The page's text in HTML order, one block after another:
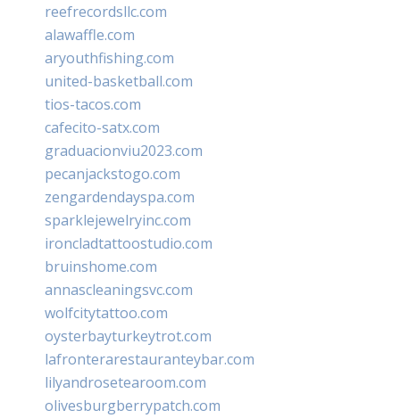
reefrecordsllc.com
alawaffle.com
aryouthfishing.com
united-basketball.com
tios-tacos.com
cafecito-satx.com
graduacionviu2023.com
pecanjackstogo.com
zengardendayspa.com
sparklejewelryinc.com
ironcladtattoostudio.com
bruinshome.com
annascleaningsvc.com
wolfcitytattoo.com
oysterbayturkeytrot.com
lafronterarestauranteybar.com
lilyandrosetearoom.com
olivesburgberrypatch.com